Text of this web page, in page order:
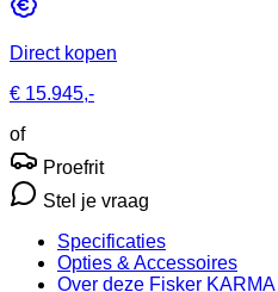
Direct kopen
€ 15.945,-
of
Proefrit
Stel je vraag
Specificaties
Opties & Accessoires
Over deze Fisker KARMA